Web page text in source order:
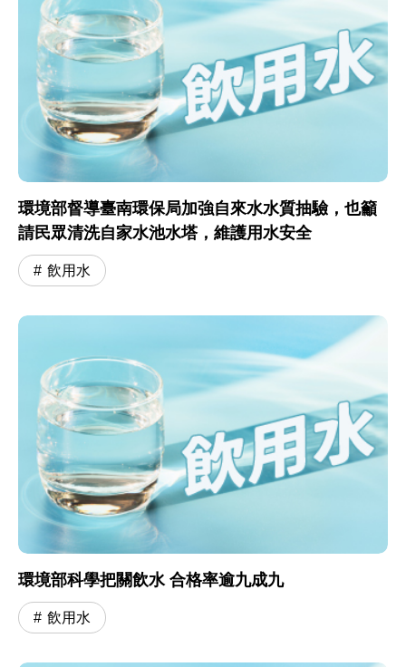
環境部督導臺南環保局加強自來水水質抽驗，也籲
請民眾清洗自家水池水塔，維護用水安全
飲用水
環境部科學把關飲水 合格率逾九成九
飲用水